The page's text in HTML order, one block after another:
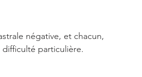
négative, et chacun,
particulière.